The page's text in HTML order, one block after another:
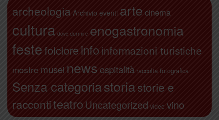
archeologia Archivio eventi arte cinema
cultura dove dormire enogastronomia
festefolcloreinfo informazioni turistiche
mostre musei news ospitalità raccolta fotografica
Senza categoriastoriastorie e
raccontiteatro Uncategorized video vino